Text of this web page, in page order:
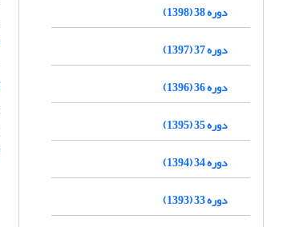
دوره 38 (1398)
دوره 37 (1397)
دوره 36 (1396)
دوره 35 (1395)
دوره 34 (1394)
دوره 33 (1393)